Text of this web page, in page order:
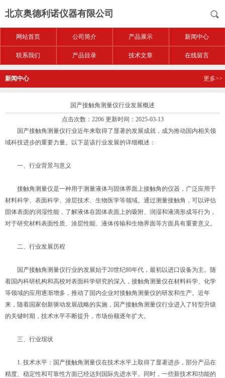
北京奥德利诺仪器有限公司
网站首页 公司简介 产品展示 新闻中心
联系我们 产品目录 技术文章 在线留言
新闻中心 更多>>
国产接触角测量仪行业发展概述
点击次数：2206 更新时间：2025-03-13
国产接触角测量仪行业近年来取得了显著的发展成就，成为推动国内相关领
域科技进步的重要力量。以下是该行业发展的详细概述：
一、行业背景与意义
接触角测量仪是一种用于测量液体与固体界面上接触角的仪器，广泛应用于
材料科学、表面科学、涂层技术、生物医学等领域。通过测量接触角，可以评估
固体表面的润湿性能，了解液体在固体表面上的吸附、润湿和液滴形成等行为，
对于研究材料表面性质、涂层性能、液体传输和生物界面等方面具有重要意义。
二、行业发展历程
国产接触角测量仪行业的发展始于20世纪80年代，最初以进口设备为主。随
着国内科研机构和高校对表面科学研究的深入，接触角测量仪在材料科学、化学
等领域的应用逐渐增多，推动了国内企业对接触角测量仪的研发和生产。近年
来，随着国家创新驱动发展战略的实施，国产接触角测量仪行业进入了转型升级
的关键时期，技术水平不断提升，市场份额逐年扩大。
三、行业现状
1. 技术水平：国产接触角测量仪在技术水平上取得了显著进步，部分产品在
精度、稳定性和可靠性方面已经达到国际先进水平。同时，一些新技术和功能的